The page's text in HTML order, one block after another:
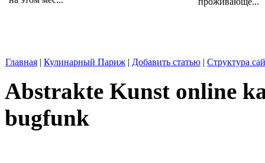
Главная | Кулинарный Париж | Добавить статью | Структура
Abstrakte Kunst online
bugfunk